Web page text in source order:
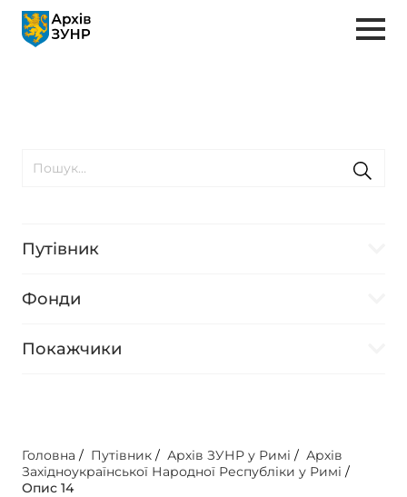
Путівник
Фонди
Покажчики
Головна / Путівник / Архів ЗУНР у Римі / Архів
Західноукраїнської Народної Республіки у Римі /
Опис 14